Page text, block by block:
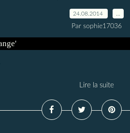
24.08.2014
Par sophie17036
Lire la suite